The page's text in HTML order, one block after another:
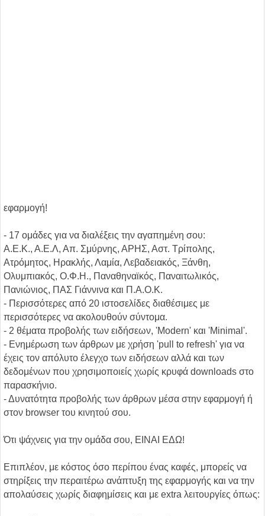
εφαρμογή!
- 17 ομάδες για να διαλέξεις την αγαπημένη σου:
Α.Ε.Κ., Α.Ε.Λ, Απ. Σμύρνης, ΑΡΗΣ, Αστ. Τρίπολης,
Ατρόμητος, Ηρακλής, Λαμία, Λεβαδειακός, Ξάνθη,
Ολυμπιακός, Ο.Φ.Η., Παναθηναϊκός, Παναιτωλικός,
Πανιώνιος, ΠΑΣ Γιάννινα και Π.Α.Ο.Κ.
- Περισσότερες από 20 ιστοσελίδες διαθέσιμες με
περισσότερες να ακολουθούν σύντομα.
- 2 θέματα προβολής των ειδήσεων, 'Modern' και 'Minimal'.
- Ενημέρωση των άρθρων με χρήση 'pull to refresh' για να
έχεις τον απόλυτο έλεγχο των ειδήσεων αλλά και των
δεδομένων που χρησιμοποιείς χωρίς κρυφά downloads στο
παρασκήνιο.
- Δυνατότητα προβολής των άρθρων μέσα στην εφαρμογή ή
στον browser του κινητού σου.
Ότι ψάχνεις για την ομάδα σου, ΕΙΝΑΙ ΕΔΩ!
Επιπλέον, με κόστος όσο περίπου ένας καφές, μπορείς να
στηρίξεις την περαιτέρω ανάπτυξη της εφαρμογής και να την
απολαύσεις χωρίς διαφημίσεις και με extra λειτουργίες όπως: